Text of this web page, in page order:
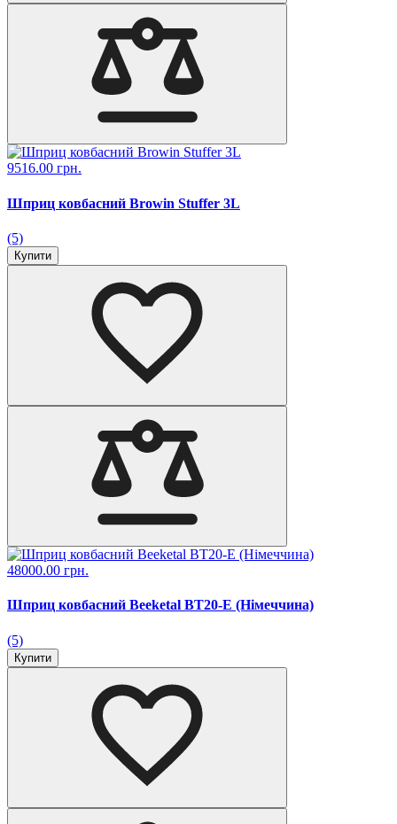
9516.00 грн.
Шприц ковбасний Browin Stuffer 3L
(5)
Купити
48000.00 грн.
Шприц ковбасний Beeketal BT20-E (Німеччина)
(5)
Купити